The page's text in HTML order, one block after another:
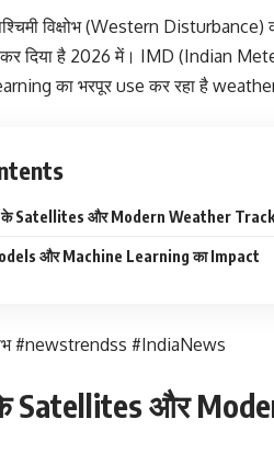
विक्षोभ (Western
दिया है 2026 में। IMD (Indian
का भरपूर use कर रहा है
के Satellites और Modern Weather
और Machine Learning का Impact
#newstrendss #IndiaNews
Satellites और